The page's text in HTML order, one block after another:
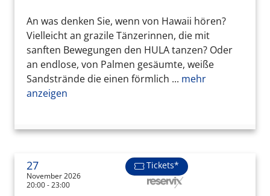
An was denken Sie, wenn von Hawaii hören?
Vielleicht an grazile Tänzerinnen, die mit
sanften Bewegungen den HULA tanzen? Oder
an endlose, von Palmen gesäumte, weiße
Sandstrände die einen förmlich ... mehr
anzeigen
27
November 2026
20:00 - 23:00
Tickets*